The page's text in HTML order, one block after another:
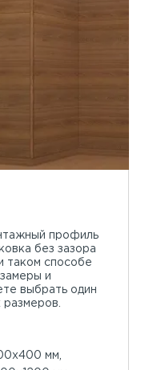
профиль
без зазора
таком способе
и
выбрать один
мм,